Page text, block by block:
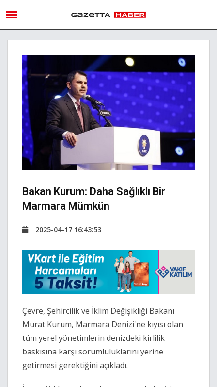
Bakan Kurum: Daha Sağlıklı Bir
Marmara Mümkün
2025-04-17 16:43:53
Çevre, Şehircilik ve İklim Değişikliği Bakanı
Murat Kurum, Marmara Denizi'ne kıyısı olan
tüm yerel yönetimlerin denizdeki kirlilik
baskısına karşı sorumluluklarını yerine
getirmesi gerektiğini açıkladı.